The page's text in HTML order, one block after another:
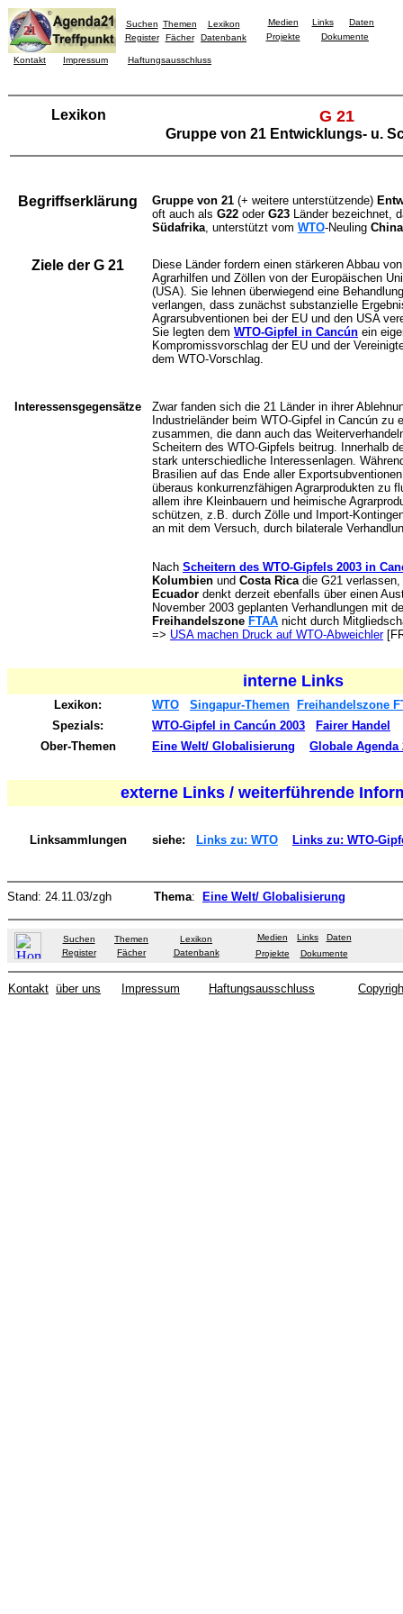
Suchen Themen
Lexikon
Register
Fächer Datenbank
Medien Links
Daten
Projekte
Dokumente
Kontakt Impressum Haftungsausschluss
Lexikon G 21
Gruppe von 21 Entwicklungs- u.
Begriffserklärung Gruppe von 21 (+ weitere unterstützende)
oft auch als G22 oder G23 Länder bezeichnet,
Südafrika, unterstützt vom WTO-Neuling China
Ziele der G 21
Diese Länder fordern einen stärkeren Abbau
Agrarhilfen und Zöllen von der Europäischen
(USA). Sie lehnen überwiegend eine
verlangen, dass zunächst substanzielle
Agrarsubventionen bei der EU und den USA
Sie legten dem WTO-Gipfel in Cancún ein
Kompromissvorschlag der EU und der
dem WTO-Vorschlag.
Interessensgegensätze
Zwar fanden sich die 21 Länder in ihrer
Industrieländer beim WTO-Gipfel in Cancún zu
zusammen, die dann auch das
Scheitern des WTO-Gipfels beitrug. Innerhalb
stark unterschiedliche Interessenlagen.
Brasilien auf das Ende aller
überaus konkurrenzfähigen Agrarprodukten zu
allem ihre Kleinbauern und heimische
schützen, z.B. durch Zölle und Import-
an mit dem Versuch, durch bilaterale
Nach Scheitern des WTO-Gipfels 2003 in
Kolumbien und Costa Ricadie G21 verlassen,
Ecuador denkt derzeit ebenfalls über einen
November 2003 geplanten Verhandlungen mit
Freihandelszone FTAA nicht durch
=> USA machen Druck auf WTO-Abweichler
interne Links
Lexikon: WTO Singapur-Themen
Freihandelszone
Spezials:
WTO-Gipfel in Cancún 2003
Fairer Handel
Ober-Themen
Eine Welt/ Globalisierung Globale Agenda
externe Links / weiterführende
Linksammlungen siehe: Links zu: WTO Links zu: WTO-
Stand: 24.11.03/zgh Thema: Eine Welt/ Globalisierung
Suchen Themen
Lexikon
Register
Fächer Datenbank
Medien Links
Daten
Projekte
Dokumente
Kontakt über uns Impressum Haftungsausschluss